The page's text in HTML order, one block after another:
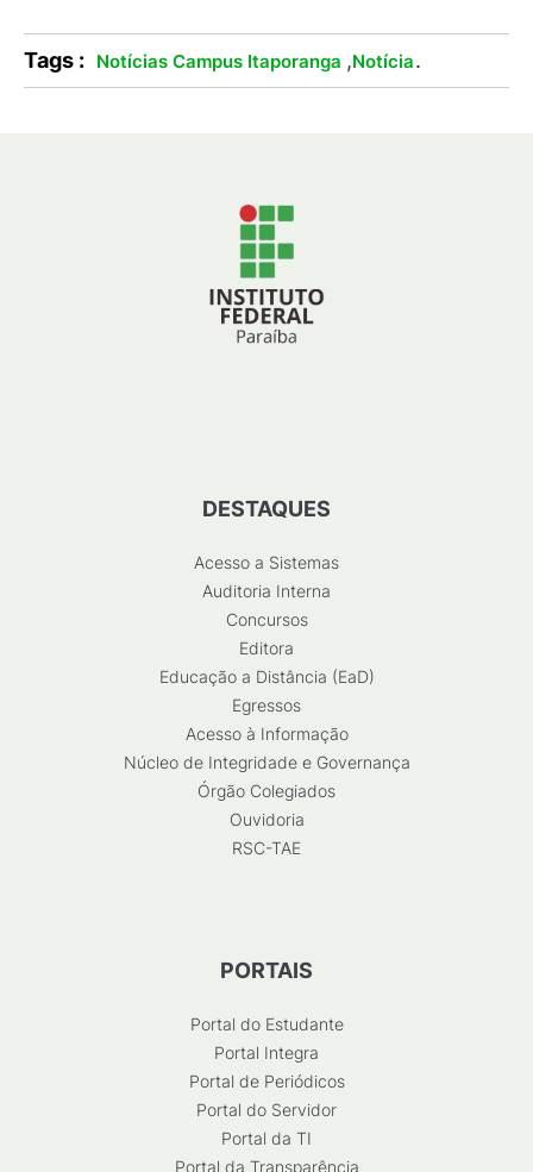
Tags : Notícias Campus Itaporanga ,Notícia.
DESTAQUES
Acesso a Sistemas
Auditoria Interna
Concursos
Editora
Educação a Distância (EaD)
Egressos
Acesso à Informação
Núcleo de Integridade e Governança
Órgão Colegiados
Ouvidoria
RSC-TAE
PORTAIS
Portal do Estudante
Portal Integra
Portal de Periódicos
Portal do Servidor
Portal da TI
Portal da Transparência